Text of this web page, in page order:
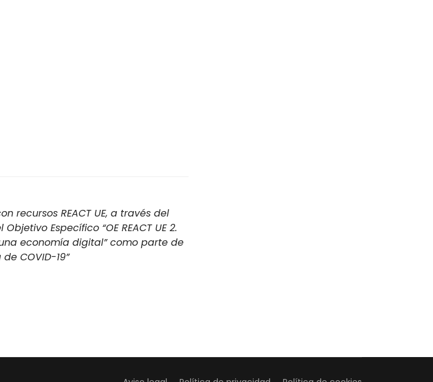
recursos REACT UE, a través del
Específico “OE REACT UE 2.
economía digital” como parte de
COVID-19”